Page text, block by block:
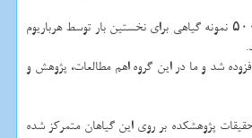
رئیس پژوهشكده علوم گیاهی دانشگاه فردوسی عنوان كرد: برخی از نمونه های گیاهی موجود بیشتر از ۵۰ سال قدمت دارند كه در نوع خود، ذخایر ارزشمندی به شمار می روند. در میان گیاهان موجود بیشتر از ۵۰۰ نمونه گیاهی برای نخستین بار توسط هرباریوم
شد و ما در این گروه اهم مطالعات، پژوهش و
پژوهشكده بر روی این گیاهان متمركز شده